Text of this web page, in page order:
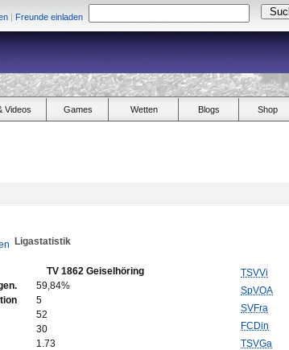
| Freunde einladen
Videos Games Wetten Blogs Shop
Ligastatistik
TV 1862 Geiselhöring
59,84%
5
52
30
1.73
TSVVi
SpVOA
SVFra
FCDin
TSVGa